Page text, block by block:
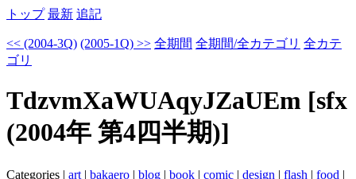
トップ 最新 追記
<< (2004-3Q) (2005-1Q) >> 全期間 全期間/全カテゴリ 全カテ
ゴリ
TdzvmXaWUAqyJZaUEm [sfx
(2004年 第4四半期)]
Categories | art | bakaero | blog | book | comic | design | flash | food |